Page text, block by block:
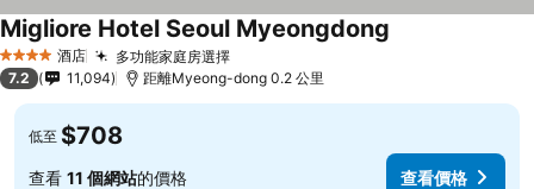
4 星級 酒店 多功能家庭房選擇
Migliore Hotel Seoul Myeongdong
7.2 11,094 距離Myeong-dong 0.2 公里
低至 $708
查看 11 個網站的價格 查看價格